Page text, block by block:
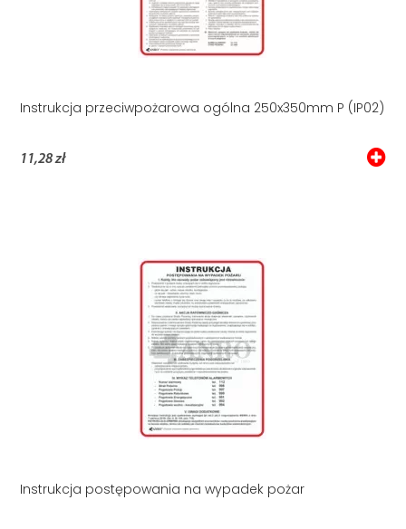
Instrukcja przeciwpożarowa ogólna 250x350mm P (IP02)
11,28 zł
Instrukcja postępowania na wypadek pożar